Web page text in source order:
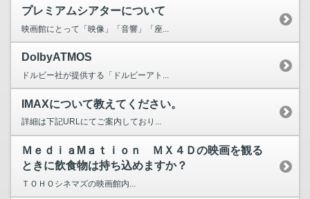
プレミアムシアターについて
映画館にとって「映像」「音響」「座...
DolbyATMOS
ドルビー社が提供する「ドルビーアト...
IMAXについて教えてください。
詳細は下記URLにてご案内しており...
ＭｅｄｉａMａｔｉｏｎ ＭＸ４Ｄの映画を観る
ときに飲食物は持ち込めますか？
ＴＯＨＯシネマズの映画館内...